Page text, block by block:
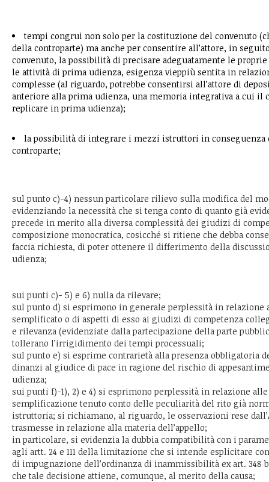
tempi congrui non solo per la costituzione del convenuto
della controparte) ma anche per consentire all’attore, in
convenuto, la possibilità di precisare adeguatamente le
le attività di prima udienza, esigenza vieppiù sentita in
complesse (al riguardo, potrebbe consentirsi all’attore di
anteriore alla prima udienza, una memoria integrativa a cui il
replicare in prima udienza);
la possibilità di integrare i mezzi istruttori in conseguenza
controparte;
sul punto c)-4) nessun particolare rilievo sulla modifica del
evidenziando la necessità che si tenga conto di quanto già
precede in merito alla diversa complessità dei giudizi di
composizione monocratica, cosicché si ritiene che debba
faccia richiesta, di poter ottenere il differimento della
udienza;
sui punti c)- 5) e 6) nulla da rilevare;
sul punto d) si esprimono in generale perplessità in relazione
semplificato o di aspetti di esso ai giudizi di competenza
e rilevanza (evidenziate dalla partecipazione della parte
tollerano l’irrigidimento dei tempi processuali;
sul punto e) si esprime contrarietà alla presenza obbligatoria
dinanzi al giudice di pace in ragione del rischio di
udienza;
sui punti f)-1), 2) e 4) si esprimono perplessità in relazione
semplificazione tenuto conto delle peculiarità del rito già
istruttoria; si richiamano, al riguardo, le osservazioni rese
trasmesse in relazione alla materia dell’appello;
in particolare, si evidenzia la dubbia compatibilità con i
agli artt. 24 e 111 della limitazione che si intende esplicitare
di impugnazione dell’ordinanza di inammissibilità ex art. 348
che tale decisione attiene, comunque, al merito della causa;